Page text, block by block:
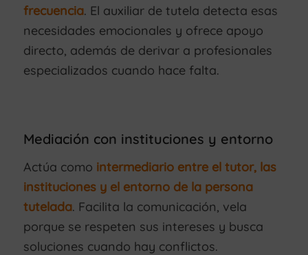
frecuencia. El auxiliar de tutela detecta esas
necesidades emocionales y ofrece apoyo
directo, además de derivar a profesionales
especializados cuando hace falta.
Mediación con instituciones y entorno
Actúa como intermediario entre el tutor, las
instituciones y el entorno de la persona
tutelada. Facilita la comunicación, vela
porque se respeten sus intereses y busca
soluciones cuando hay conflictos.